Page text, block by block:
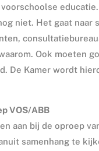
niet. Het gaat
Ook moeten
De Kamer wordt
VOS/ABB
aan bij de oproep
samenhang te